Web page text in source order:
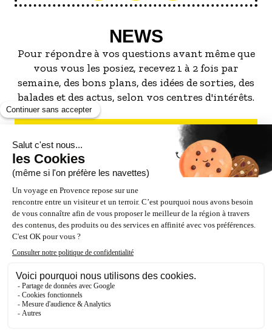
NEWS
Pour répondre à vos questions avant même que
vous vous les posiez, recevez 1 à 2 fois par
semaine, des bons plans, des idées de sorties, des
balades et des actus, selon vos centres d'intérêts.
S'INSCRIRE À LA NEWSLETTER
NOS PARTENAIRES
ESPACE PRO / PRESSE